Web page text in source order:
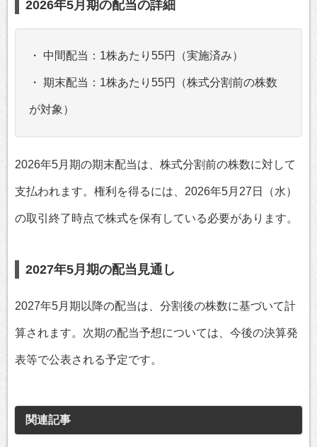
2026年5月期の配当の詳細
・ 中間配当：1株あたり55円（実施済み）
・ 期末配当：1株あたり55円（株式分割前の株数
が対象）
2026年5月期の期末配当は、株式分割前の株数に対して
支払われます。権利を得るには、2026年5月27日（水）
の取引終了時点で株式を保有している必要があります。
2027年5月期の配当見通し
2027年5月期以降の配当は、分割後の株数に基づいて計
算されます。次期の配当予想については、今後の決算発
表等で公表される予定です。
関連記事